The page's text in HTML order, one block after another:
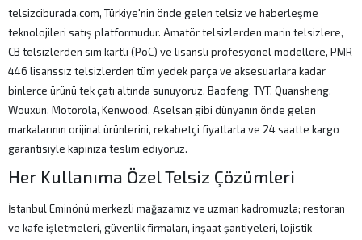
telsizciburada.com, Türkiye'nin önde gelen telsiz ve haberleşme
teknolojileri satış platformudur. Amatör telsizlerden marin telsizlere,
CB telsizlerden sim kartlı (PoC) ve lisanslı profesyonel modellere, PMR
446 lisanssız telsizlerden tüm yedek parça ve aksesuarlara kadar
binlerce ürünü tek çatı altında sunuyoruz. Baofeng, TYT, Quansheng,
Wouxun, Motorola, Kenwood, Aselsan gibi dünyanın önde gelen
markalarının orijinal ürünlerini, rekabetçi fiyatlarla ve 24 saatte kargo
garantisiyle kapınıza teslim ediyoruz.
Her Kullanıma Özel Telsiz Çözümleri
İstanbul Eminönü merkezli mağazamız ve uzman kadromuzla; restoran
ve kafe işletmeleri, güvenlik firmaları, inşaat şantiyeleri, lojistik